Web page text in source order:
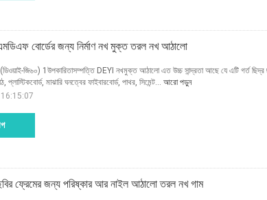
বোর্ডের জন্য নির্মাণ নখ মুক্ত তরল নখ আঠালো
জি৬০) 1উপকারিতাসম্পত্তি DEYI নখমুক্ত আঠালো এত উচ্চ সান্দ্রতা আছে যে এটি গর্ত ছিদ্র
প্লাস্টিকবোর্ড, মাঝারি ঘনত্বের ফাইবারবোর্ড, পাথর, সিমেন্ট... আরো পড়ুন
ফ্রেমের জন্য পরিষ্কার আর নাইল আঠালো তরল নখ গাম